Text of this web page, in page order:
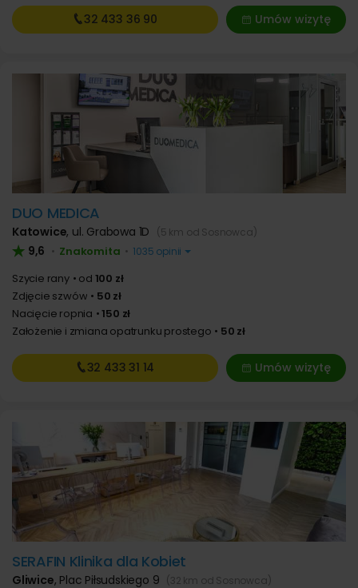
Umów wizytę
32 433 36 90
DUO MEDICA
Katowice, ul. Grabowa 1D (5 km od Sosnowca)
9,6 • Znakomita • 1035 opinii
Szycie rany od 100 zł
Zdjęcie szwów
50 zł
Nacięcie ropnia
150 zł
Założenie i zmiana opatrunku prostego
50 zł
Umów wizytę
32 433 31 14
SERAFIN Klinika dla Kobiet
Gliwice, Plac Piłsudskiego 9 (32 km od Sosnowca)